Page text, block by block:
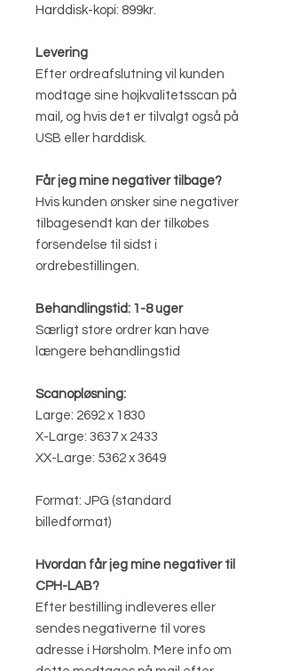
Harddisk-kopi: 899kr.
Levering
Efter ordreafslutning vil kunden
modtage sine højkvalitetsscan på
mail, og hvis det er tilvalgt også på
USB eller harddisk.
Får jeg mine negativer tilbage?
Hvis kunden ønsker sine negativer
tilbagesendt kan der tilkøbes
forsendelse til sidst i
ordrebestillingen.
Behandlingstid: 1-8 uger
Særligt store ordrer kan have
længere behandlingstid
Scanopløsning:
Large: 2692 x 1830
X-Large: 3637 x 2433
XX-Large: 5362 x 3649
Format: JPG (standard
billedformat)
Hvordan får jeg mine negativer til
CPH-LAB?
Efter bestilling indleveres eller
sendes negativerne til vores
adresse i Hørsholm. Mere info om